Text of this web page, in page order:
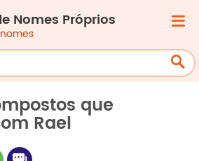
Nomes Próprios
que
Rael